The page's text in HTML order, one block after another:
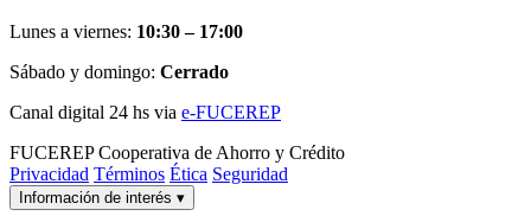
Lunes a viernes: 10:30 – 17:00
Sábado y domingo: Cerrado
Canal digital 24 hs via e-FUCEREP
FUCEREP Cooperativa de Ahorro y Crédito
Privacidad Términos Ética Seguridad
Información de interés ▾